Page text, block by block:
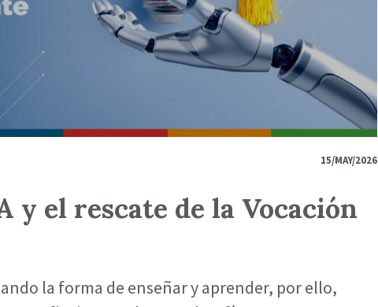
15/MAY/2026
y el rescate de la Vocación
la forma de enseñar y aprender, por ello,